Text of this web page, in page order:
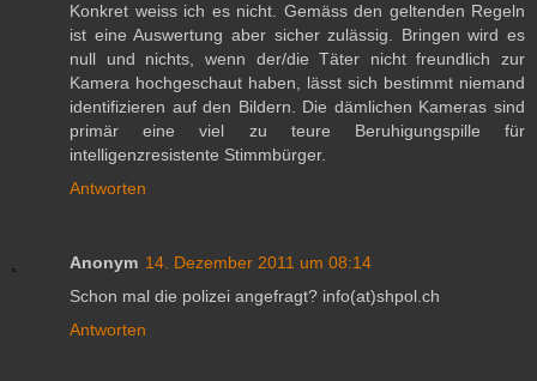
Konkret weiss ich es nicht. Gemäss den geltenden Regeln
ist eine Auswertung aber sicher zulässig. Bringen wird es
null und nichts, wenn der/die Täter nicht freundlich zur
Kamera hochgeschaut haben, lässt sich bestimmt niemand
identifizieren auf den Bildern. Die dämlichen Kameras sind
primär eine viel zu teure Beruhigungspille für
intelligenzresistente Stimmbürger.
Antworten
Anonym 14. Dezember 2011 um 08:14
Schon mal die polizei angefragt? info(at)shpol.ch
Antworten